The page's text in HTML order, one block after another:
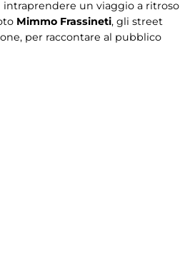
intraprendere un viaggio a ritroso
Mimmo Frassineti, gli street
per raccontare al pubblico